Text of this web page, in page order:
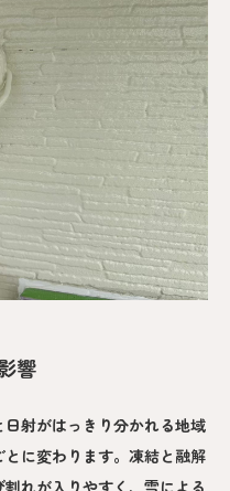
響
射がはっきり分かれる地域
に変わります。凍結と融解
れが入りやすく、雪による